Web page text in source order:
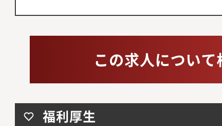
この求人につい
福利厚生